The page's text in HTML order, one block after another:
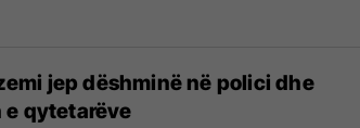
jep dëshminë në polici dhe
qytetarëve